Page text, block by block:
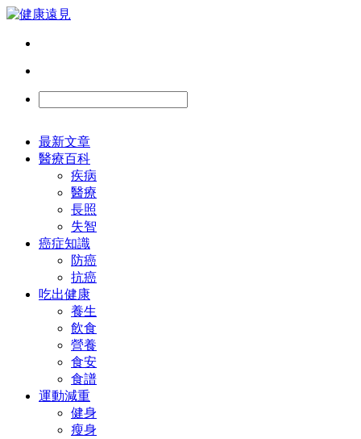
最新文章
醫療百科
疾病
醫療
長照
失智
癌症知識
防癌
抗癌
吃出健康
養生
飲食
營養
食安
食譜
運動減重
健身
瘦身